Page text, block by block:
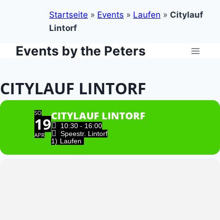
Startseite » Events » Laufen » Citylauf
Lintorf
ZumEvents by the Peters
CITYLAUF LINTORF
SO
19
APR
CITYLAUF LINTORF
10:30 - 16:00
Speestr. Lintorf
1) Laufen